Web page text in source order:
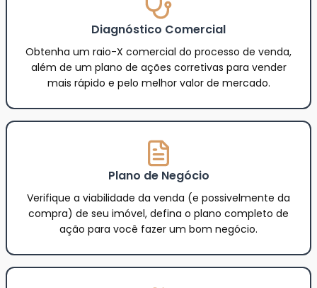
Diagnóstico Comercial
Obtenha um raio-X comercial do processo de venda,
além de um plano de ações corretivas para vender
mais rápido e pelo melhor valor de mercado.
Plano de Negócio
Verifique a viabilidade da venda (e possivelmente da
compra) de seu imóvel, defina o plano completo de
ação para você fazer um bom negócio.